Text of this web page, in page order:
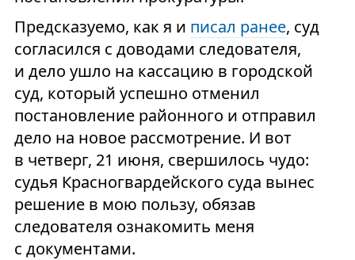
Предсказуемо, как я и писал ранее, суд
согласился с доводами следователя,
и дело ушло на кассацию в городской
суд, который успешно отменил
постановление районного и отправил
дело на новое рассмотрение. И вот
в четверг, 21 июня, свершилось чудо:
судья Красногвардейского суда вынес
решение в мою пользу, обязав
следователя ознакомить меня
с документами.